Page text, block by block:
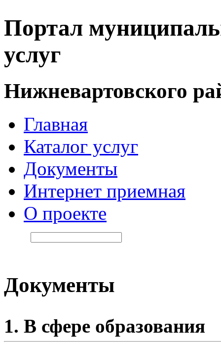
Портал
услуг
Нижневартовского
Главная
Каталог услуг
Документы
Интернет приемная
О проекте
Документы
1. В сфере образования